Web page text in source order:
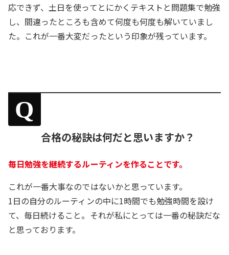
応できず、土日を使ってとにかくテキストと問題集で勉強
し、間違ったところも含めて何度も何度も解いていまし
た。これが一番大変だったという印象が残っています。
Q
合格の秘訣は何だと思いますか？
毎日勉強を継続するルーティンを作ることです。
これが一番大事なのではないかと思っています。
1日の自分のルーティンの中に1時間でも勉強時間を設け
て、毎日続けること。それが私にとっては一番の秘訣だな
と思っております。